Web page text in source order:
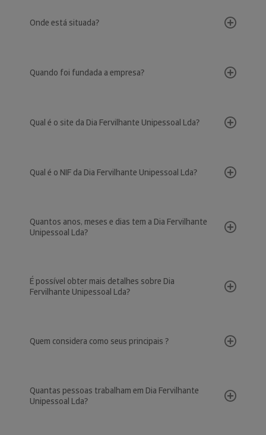
Onde está situada?
Quando foi fundada a empresa?
Qual é o site da Dia Fervilhante Unipessoal Lda?
Qual é o NIF da Dia Fervilhante Unipessoal Lda?
Quantos anos, meses e dias tem a Dia Fervilhante
Unipessoal Lda?
É possível obter mais detalhes sobre Dia
Fervilhante Unipessoal Lda?
Quem considera como seus principais ?
Quantas pessoas trabalham em Dia Fervilhante
Unipessoal Lda?